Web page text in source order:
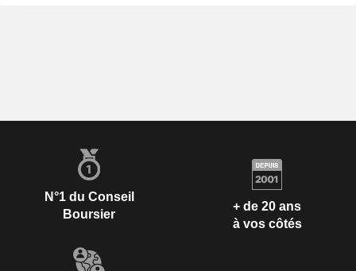
N°1 du Conseil
Boursier
+ de 20 ans
à vos côtés